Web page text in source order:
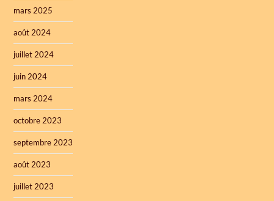
mars 2025
août 2024
juillet 2024
juin 2024
mars 2024
octobre 2023
septembre 2023
août 2023
juillet 2023